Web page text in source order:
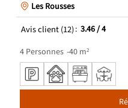
Les Rousses
Avis client(12) 3.46/ 4
4 Personnes 40 m²